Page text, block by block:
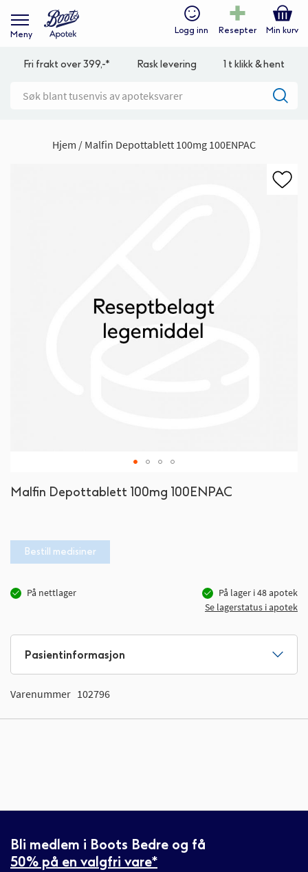
Meny Logg inn Resepter Min kurv
Fri frakt over 399,-* Rask levering 1 t klikk & hent
Hjem Malfin Depottablett 100mg 100ENPAC
Malfin Depottablett 100mg 100ENPAC
Bestill medisiner
På nettlager På lager i48apotek
Se lagerstatus i apotek
til
bildegalleri
Pasientinformasjon
Varenummer 102796
Bli medlem i Boots Bedre og få
50% på en valgfri vare*